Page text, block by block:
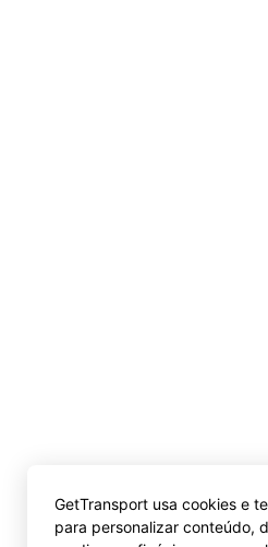
GetTransport usa cookies e
para personalizar conteúdo,